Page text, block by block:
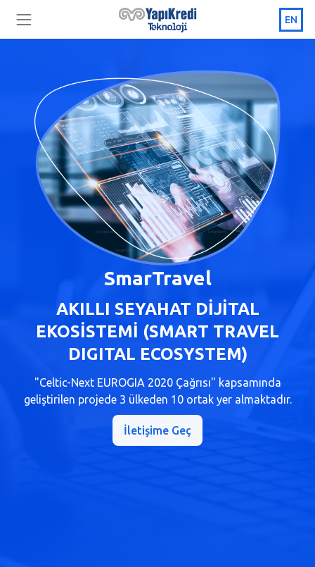
EN
SmarTravel
AKILLI SEYAHAT DİJİTAL
EKOSİSTEMİ (SMART TRAVEL
DIGITAL ECOSYSTEM)
"Celtic-Next EUROGIA 2020 Çağrısı" kapsamında
geliştirilen projede 3 ülkeden 10 ortak yer almaktadır.
İletişime Geç